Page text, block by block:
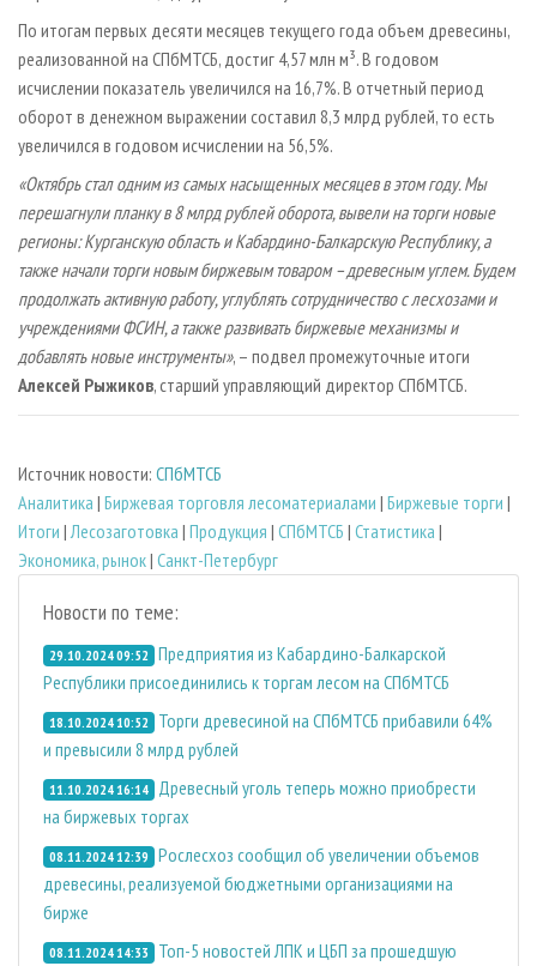
По итогам первых десяти месяцев текущего года объем древесины,
реализованной на СПбМТСБ, достиг 4,57 млн м³. В годовом
исчислении показатель увеличился на 16,7%. В отчетный период
оборот в денежном выражении составил 8,3 млрд рублей, то есть
увеличился в годовом исчислении на 56,5%.
«Октябрь стал одним из самых насыщенных месяцев в этом году. Мы
перешагнули планку в 8 млрд рублей оборота, вывели на торги новые
регионы: Курганскую область и Кабардино-Балкарскую Республику, а
также начали торги новым биржевым товаром – древесным углем. Будем
продолжать активную работу, углублять сотрудничество с лесхозами и
учреждениями ФСИН, а также развивать биржевые механизмы и
добавлять новые инструменты», – подвел промежуточные итоги
Алексей Рыжиков, старший управляющий директор СПбМТСБ.
Источник новости: СПбМТСБ
Аналитика | Биржевая торговля лесоматериалами | Биржевые торги |
Итоги |Лесозаготовка | Продукция | СПбМТСБ | Статистика |
Экономика, рынок| Санкт-Петербург
Новости по теме:
29.10.2024 09:52 Предприятия из Кабардино-Балкарской
Республики присоединились к торгам лесом на СПбМТСБ
18.10.2024 10:52
Торги древесиной на СПбМТСБ прибавили 64%
и превысили 8 млрд рублей
11.10.2024 16:14
Древесный уголь теперь можно приобрести
на биржевых торгах
08.11.2024 12:39 Рослесхоз сообщил об увеличении объемов
древесины, реализуемой бюджетными организациями на
бирже
08.11.2024 14:33
Топ-5 новостей ЛПК и ЦБП за прошедшую